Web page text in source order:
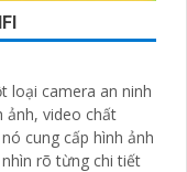
loại camera an ninh
ảnh, video chất
rõ từng chi tiết